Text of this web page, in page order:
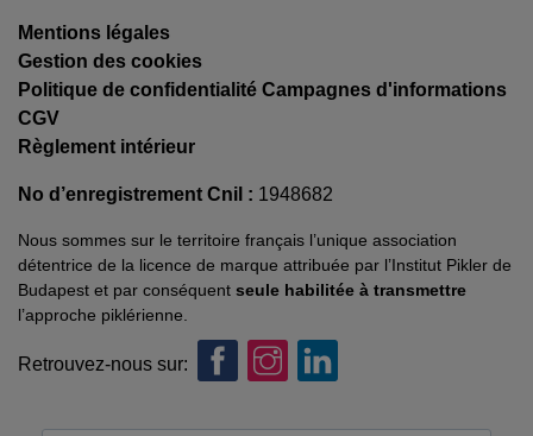
Mentions légales
Gestion des cookies
Politique de confidentialité Campagnes d'informations
CGV
Règlement intérieur
No d’enregistrement Cnil : 1948682
Nous sommes sur le territoire français l’unique association
détentrice de la licence de marque attribuée par l’Institut Pikler de
Budapest et par conséquent seule habilitée à transmettre
l’approche piklérienne.
Retrouvez-nous sur: